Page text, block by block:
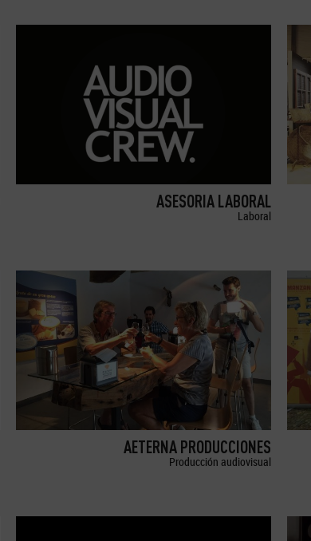
ASESORIA LABORAL
Laboral
AETERNA PRODUCCIONES
Producción audiovisual